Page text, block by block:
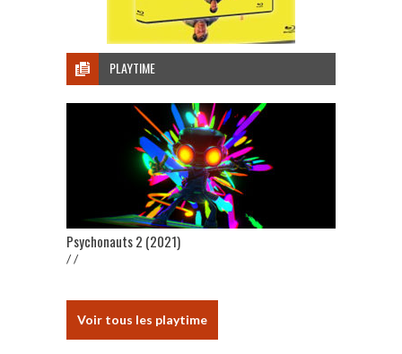
PLAYTIME
Psychonauts 2 (2021)
/ /
Voir tous les playtime